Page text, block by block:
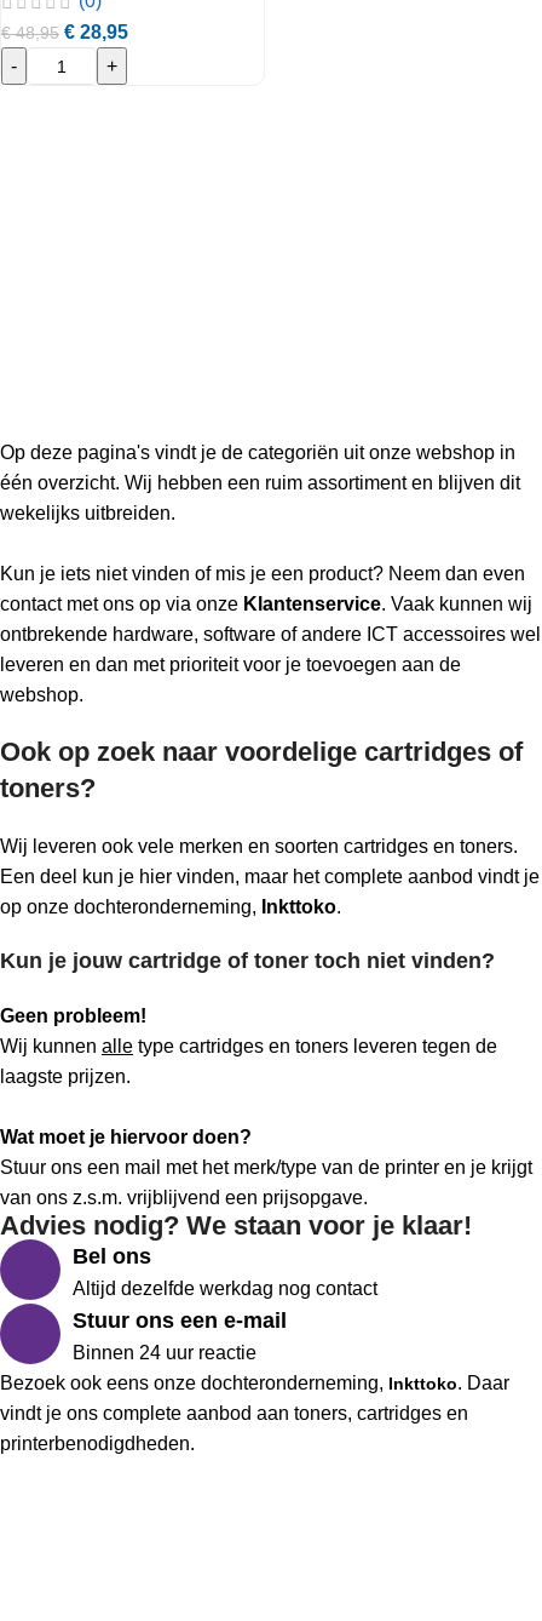
€48,95 € 28,95
-
+
Op deze pagina's vindt je de categoriën uit onze webshop in
één overzicht. Wij hebben een ruim assortiment en blijven dit
wekelijks uitbreiden.
Kun je iets niet vinden of mis je een product? Neem dan even
contact met ons op via onze Klantenservice. Vaak kunnen wij
ontbrekende hardware, software of andere ICT accessoires wel
leveren en dan met prioriteit voor je toevoegen aan de
webshop.
Ook op zoek naar voordelige cartridges of
toners?
Wij leveren ook vele merken en soorten cartridges en toners.
Een deel kun je hier vinden, maar het complete aanbod vindt je
op onze dochteronderneming, Inkttoko.
Kun je jouw cartridge of toner toch niet vinden?
Geen probleem!
Wij kunnen alle type cartridges en toners leveren tegen de
laagste prijzen.
Wat moet je hiervoor doen?
Stuur ons een mail met het merk/type van de printer en je krijgt
van ons z.s.m. vrijblijvend een prijsopgave.
Advies nodig? We staan voor je klaar!
Bel ons
Altijd dezelfde werkdag nog contact
Stuur ons een e-mail
Binnen 24 uur reactie
Bezoek ook eens onze dochteronderneming, Inkttoko. Daar
vindt je ons complete aanbod aan toners, cartridges en
printerbenodigdheden.